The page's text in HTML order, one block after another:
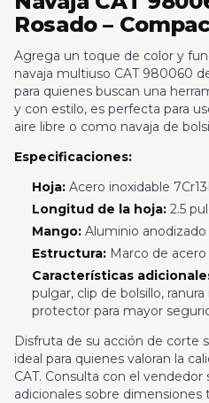
Rosado –
Agrega un toque de color y
navaja multiuso CAT 980060
para quienes buscan una
y con estilo, es perfecta para
aire libre o como navaja de
Especificaciones:
Hoja:Acero inoxidable
Longitud de la hoja:2.5
Mango:Aluminio anodizado
Estructura:Marco de acero
Características
pulgar, clip de bolsillo,
protector para mayor
Disfruta de su acción de corte
ideal para quienes valoran la
CAT. Consulta con el vendedor
adicionales sobre dimensiones